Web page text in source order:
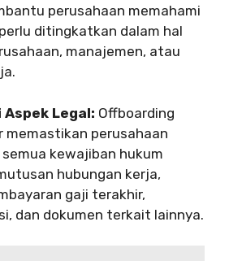
perusahaan memahami
ditingkatkan dalam hal
manajemen, atau
Aspek Legal: Offboarding
memastikan perusahaan
kewajiban hukum
hubungan kerja,
gaji terakhir,
dan dokumen terkait lainnya.